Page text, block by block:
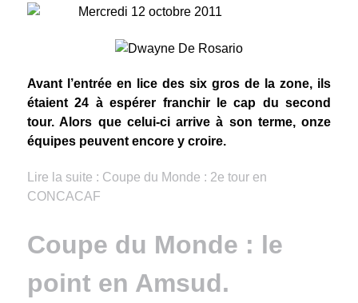
Mercredi 12 octobre 2011
Avant l’entrée en lice des six gros de la zone, ils
étaient 24 à espérer franchir le cap du second
tour. Alors que celui-ci arrive à son terme, onze
équipes peuvent encore y croire.
Lire la suite : Coupe du Monde : 2e tour en
CONCACAF
Coupe du Monde : le
point en Amsud.